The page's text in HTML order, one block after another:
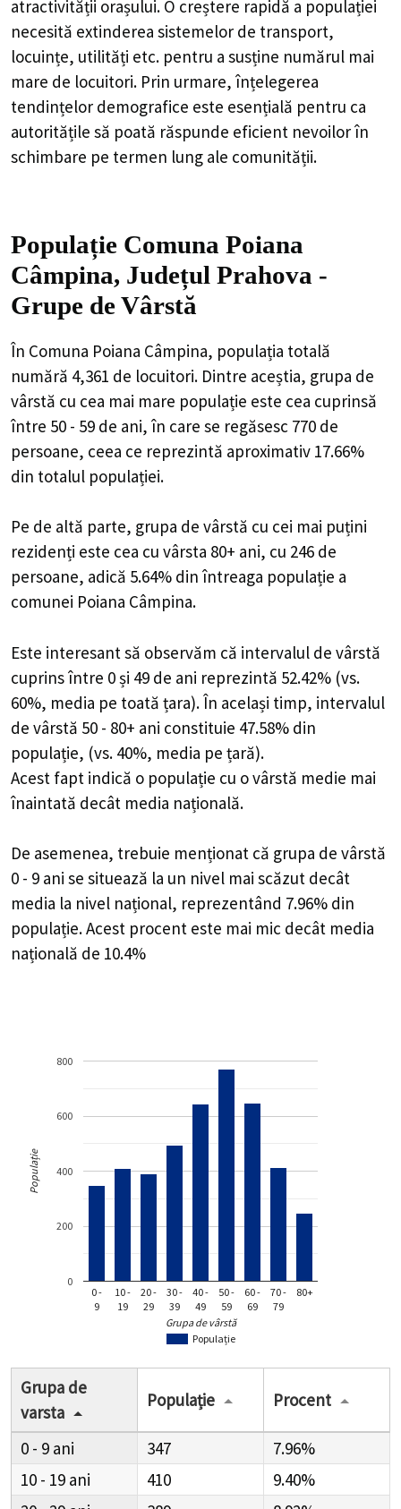
atractivității orașului. O creștere rapidă a populației
necesită extinderea sistemelor de transport,
locuințe, utilități etc. pentru a susține numărul mai
mare de locuitori. Prin urmare, înțelegerea
tendințelor demografice este esențială pentru ca
autoritățile să poată răspunde eficient nevoilor în
schimbare pe termen lung ale comunității.
Populație Comuna Poiana
Câmpina, Județul Prahova -
Grupe de Vârstă
În Comuna Poiana Câmpina, populația totală
numără 4,361 de locuitori. Dintre aceștia, grupa de
vârstă cu cea mai mare populație este cea cuprinsă
între 50 - 59 de ani, în care se regăsesc 770 de
persoane, ceea ce reprezintă aproximativ 17.66%
din totalul populației.
Pe de altă parte, grupa de vârstă cu cei mai puțini
rezidenți este cea cu vârsta 80+ ani, cu 246 de
persoane, adică 5.64% din întreaga populație a
comunei Poiana Câmpina.
Este interesant să observăm că intervalul de vârstă
cuprins între 0 și 49 de ani reprezintă 52.42% (vs.
60%, media pe toată țara). În același timp, intervalul
de vârstă 50 - 80+ ani constituie 47.58% din
populație, (vs. 40%, media pe țară).
Acest fapt indică o populație cu o vârstă medie mai
înaintată decât media națională.
De asemenea, trebuie menționat că grupa de vârstă
0 - 9 ani se situează la un nivel mai scăzut decât
media la nivel național, reprezentând 7.96% din
populație. Acest procent este mai mic decât media
națională de 10.4%
Populație
0 -
9
10 -
19
20 -
29
30 -
39
40 -
49
50 -
59
60 -
69
70 -
79
80+
0
200
400
600
800
Grupa de vârstă
Populație
Grupa de
varsta
Populație Procent
0 - 9 347
7.96%
10 - 19
410
9.40%